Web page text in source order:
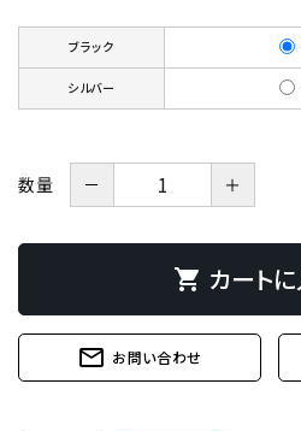
ブラック
シルバー
数量 － ＋
shopping_cart カート
mail_outline お問い合わせ